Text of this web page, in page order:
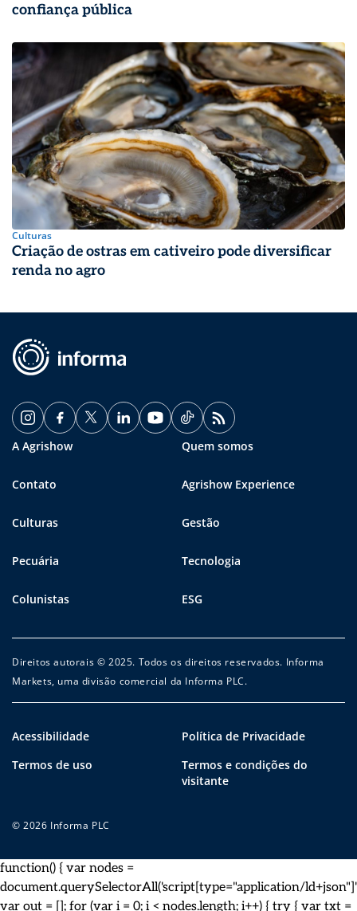
confiança pública
Culturas
Criação de ostras em cativeiro pode diversificar
renda no agro
A Agrishow Quem somos
Contato Agrishow Experience
Culturas Gestão
Pecuária Tecnologia
Colunistas ESG
Direitos autorais © 2025. Todos os direitos reservados. Informa
Markets, uma divisão comercial da Informa PLC.
Acessibilidade
Política de Privacidade
Termos de uso
Termos e condições do
visitante
© 2026 Informa PLC
function() { var nodes =
document.querySelectorAll('script[type="application/
var out = []; for (var i = 0; i < nodes.length; i++) { try { var txt =